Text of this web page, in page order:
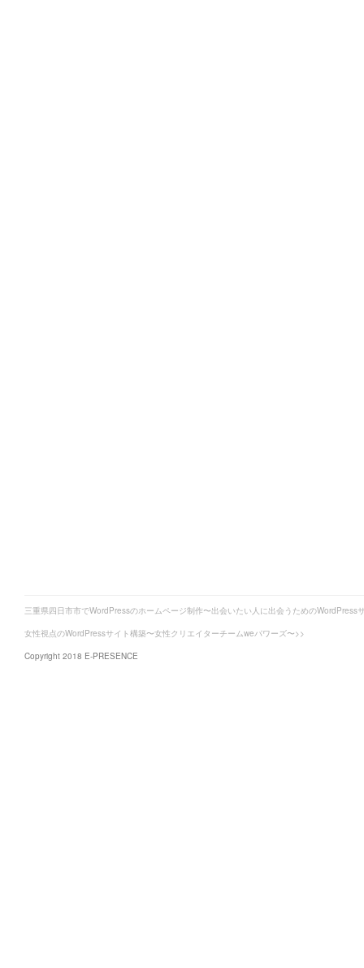
三重県四日市市でWordPressのホームページ制作〜出会いたい人に出会うためのWordPress
女性視点のWordPressサイト構築〜女性クリエイターチームweパワーズ〜>>
Copyright 2018 E-PRESENCE